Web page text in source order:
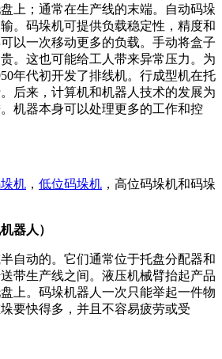
上；通常在生产线的末端。自动码垛
。码垛机可提供负载稳定性，精度和
以一次移动更多的负载。手动将盒子
。这也可能给工人带来异常压力。为
年代初开发了排线机。行成型机在托
后来，计算机和机器人技术的发展为
机器本身可以处理更多的工作和控
机 ， 低位码垛机 ，高位码垛机和码垛
机器人）
自动的。它们通常位于托盘分配器和
带生产线之间。液压机械臂抬起产品
上。码垛机器人一次只能举起一件物
要快得多，并且不容易疲劳或受